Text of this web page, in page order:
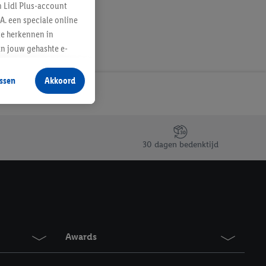
30 dagen bedenktijd
Awards
Lidl Plus-account
een speciale online
herkennen in
jouw gehashte e-
producten waarin je
te plaatsen
jouw gehashte e-
kunnen worden
vergelijkbare
Meer informatie,
Akkoord